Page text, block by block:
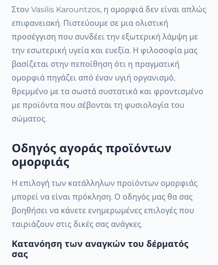
Στον Vasilis Karountzos, η ομορφιά δεν είναι απλώς
επιφανειακή. Πιστεύουμε σε μια ολιστική
προσέγγιση που συνδέει την εξωτερική λάμψη με
την εσωτερική υγεία και ευεξία. Η φιλοσοφία μας
βασίζεται στην πεποίθηση ότι η πραγματική
ομορφιά πηγάζει από έναν υγιή οργανισμό,
θρεμμένο με τα σωστά συστατικά και φροντισμένο
με προϊόντα που σέβονται τη φυσιολογία του
σώματος.
Οδηγός αγοράς προϊόντων
ομορφιάς
Η επιλογή των κατάλληλων προϊόντων ομορφιάς
μπορεί να είναι πρόκληση. Ο οδηγός μας θα σας
βοηθήσει να κάνετε ενημερωμένες επιλογές που
ταιριάζουν στις δικές σας ανάγκες.
Κατανόηση των αναγκών του δέρματός
σας